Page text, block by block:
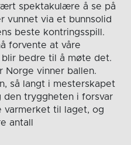
spektakulære å se på
vunnet via et bunnsolid
beste kontringsspill.
forvente at våre
bedre til å møte det.
Norge vinner ballen.
så langt i mesterskapet
den tryggheten i forsvar
varmerket til laget, og
antall